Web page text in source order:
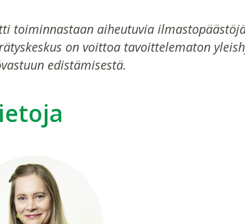
toiminnastaan aiheutuvia
on voittoa tavoittelematon
edistämisestä.